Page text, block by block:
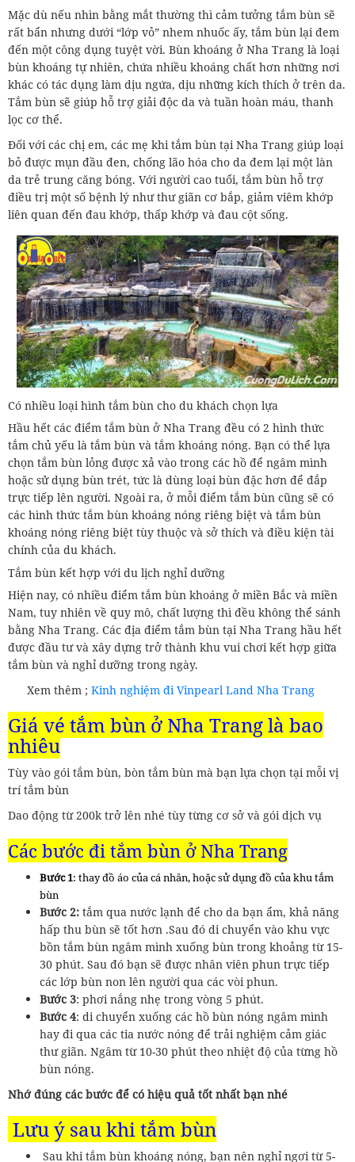
Mặc dù nếu nhìn bằng mắt thường thì cảm tưởng tắm bùn sẽ
rất bẩn nhưng dưới “lớp vỏ” nhem nhuốc ấy, tắm bùn lại đem
đến một công dụng tuyệt vời. Bùn khoáng ở Nha Trang là loại
bùn khoáng tự nhiên, chứa nhiều khoáng chất hơn những nơi
khác có tác dụng làm dịu ngứa, dịu những kích thích ở trên da.
Tắm bùn sẽ giúp hỗ trợ giải độc da và tuần hoàn máu, thanh
lọc cơ thể.
Đối với các chị em, các mẹ khi tắm bùn tại Nha Trang giúp loại
bỏ được mụn đầu đen, chống lão hóa cho da đem lại một làn
da trẻ trung căng bóng. Với người cao tuổi, tắm bùn hỗ trợ
điều trị một số bệnh lý như thư giãn cơ bắp, giảm viêm khớp
liên quan đến đau khớp, thấp khớp và đau cột sống.
Có nhiều loại hình tắm bùn cho du khách chọn lựa
Hầu hết các điểm tắm bùn ở Nha Trang đều có 2 hình thức
tắm chủ yếu là tắm bùn và tắm khoáng nóng. Bạn có thể lựa
chọn tắm bùn lỏng được xả vào trong các hồ để ngâm mình
hoặc sử dụng bùn trét, tức là dùng loại bùn đặc hơn để đắp
trực tiếp lên người. Ngoài ra, ở mỗi điểm tắm bùn cũng sẽ có
các hình thức tắm bùn khoáng nóng riêng biệt và tắm bùn
khoáng nóng riêng biệt tùy thuộc và sở thích và điều kiện tài
chính của du khách.
Tắm bùn kết hợp với du lịch nghỉ dưỡng
Hiện nay, có nhiều điểm tắm bùn khoáng ở miền Bắc và miền
Nam, tuy nhiên về quy mô, chất lượng thì đều không thể sánh
bằng Nha Trang. Các địa điểm tắm bùn tại Nha Trang hầu hết
được đầu tư và xây dựng trở thành khu vui chơi kết hợp giữa
tắm bùn và nghỉ dưỡng trong ngày.
Xem thêm ; Kinh nghiệm đi Vinpearl Land Nha Trang
Giá vé tắm bùn ở Nha Trang là bao
nhiêu
Tùy vào gói tắm bùn, bòn tắm bùn mà bạn lựa chọn tại mỗi vị
trí tắm bùn
Dao động từ 200k trở lên nhé tùy từng cơ sở và gói dịch vụ
Các bước đi tắm bùn ở Nha Trang
Bước 1: thay đồ áo của cá nhân, hoặc sử dụng đồ của khu tắm
bùn
Bước 2: tắm qua nước lạnh để cho da bạn ẩm, khả năng
hấp thu bùn sẽ tốt hơn .Sau đó di chuyển vào khu vực
bồn tắm bùn ngâm mình xuống bùn trong khoảng từ 15-
30 phút. Sau đó bạn sẽ được nhân viên phun trực tiếp
các lớp bùn non lên người qua các vòi phun.
Bước 3: phơi nắng nhẹ trong vòng 5 phút.
Bước 4: di chuyển xuống các hồ bùn nóng ngâm mình
hay đi qua các tia nước nóng để trải nghiệm cảm giác
thư giãn. Ngâm từ 10-30 phút theo nhiệt độ của từng hồ
bùn nóng.
Nhớ đúng các bước để có hiệu quả tốt nhất bạn nhé
Lưu ý sau khi tắm bùn
Sau khi tắm bùn khoáng nóng, bạn nên nghỉ ngơi từ 5-